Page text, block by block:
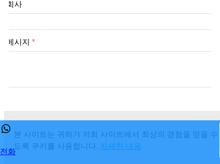
본 사이트는 귀하가 저희 사이트에서 최상의 경험을 얻을 수
도록 쿠키를 사용합니다. 자세한 내용
회사
메시지 *
제출
전화